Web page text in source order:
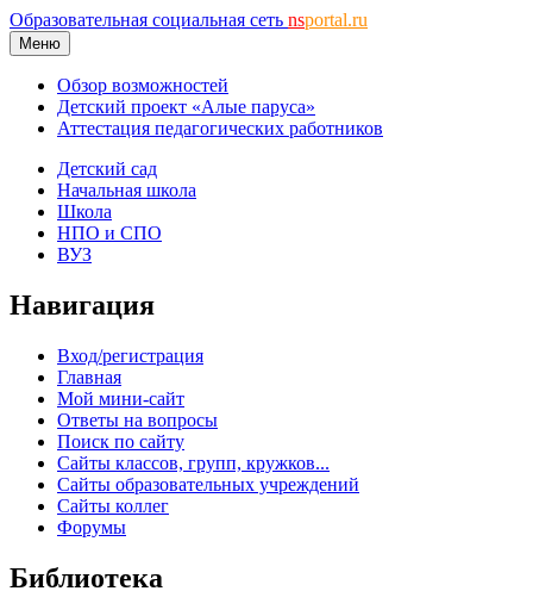
Образовательная социальная сеть nsportal.ru
Меню
Обзор возможностей
Детский проект «Алые паруса»
Аттестация педагогических работников
Детский сад
Начальная школа
Школа
НПО и СПО
ВУЗ
Навигация
Вход/регистрация
Главная
Мой мини-сайт
Ответы на вопросы
Поиск по сайту
Сайты классов, групп, кружков...
Сайты образовательных учреждений
Сайты коллег
Форумы
Библиотека